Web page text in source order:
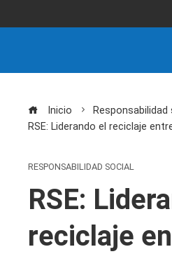
Inicio
Responsabilidad
RSE: Liderando el reciclaje
RESPONSABILIDAD SOCIAL
RSE:
reciclaje